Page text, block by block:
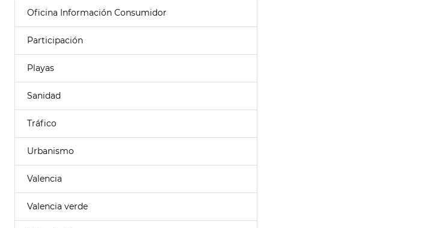
Oficina Información Consumidor
Participación
Playas
Sanidad
Tráfico
Urbanismo
Valencia
Valencia verde